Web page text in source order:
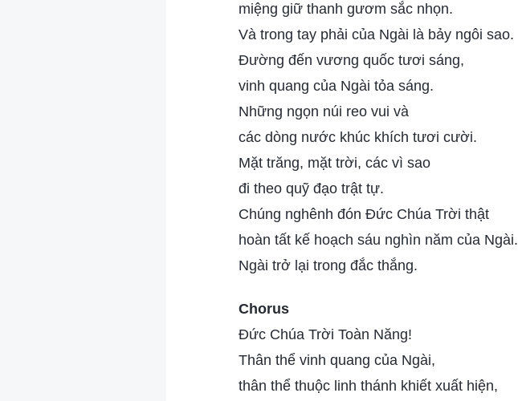
miệng giữ thanh gươm sắc nhọn.
Và trong tay phải của Ngài là bảy ngôi sao.
Đường đến vương quốc tươi sáng,
vinh quang của Ngài tỏa sáng.
Những ngọn núi reo vui và
các dòng nước khúc khích tươi cười.
Mặt trăng, mặt trời, các vì sao
đi theo quỹ đạo trật tự.
Chúng nghênh đón Đức Chúa Trời thật
hoàn tất kế hoạch sáu nghìn năm của Ngài.
Ngài trở lại trong đắc thắng.
Chorus
Đức Chúa Trời Toàn Năng!
Thân thể vinh quang của Ngài,
thân thể thuộc linh thánh khiết xuất hiện,